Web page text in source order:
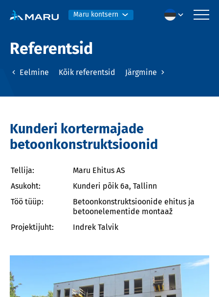
Maru kontsern
Referentsid
Eelmine Kõik referentsid Järgmine
Kunderi kortermajade
betoonkonstruktsioonid
Tellija:
Maru Ehitus AS
Asukoht:
Kunderi põik 6a, Tallinn
Töö tüüp:
Betoonkonstruktsioonide ehitus ja
betoonelementide montaaž
Projektijuht:
Indrek Talvik